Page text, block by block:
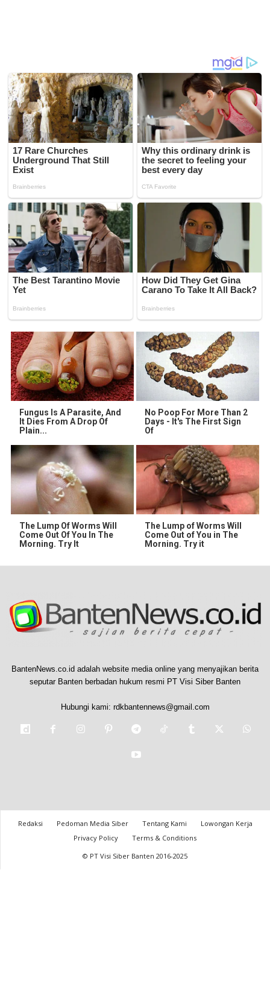
Fungus Is A Parasite, And
It Dies From A Drop Of
Plain...
No Poop For More Than 2
Days - It's The First Sign
Of
The Lump Of Worms Will
Come Out Of You In The
Morning. Try It
The Lump of Worms Will
Come Out of You in The
Morning. Try it
BantenNews.co.id adalah website media online yang menyajikan berita
seputar Banten berbadan hukum resmi PT Visi Siber Banten
Hubungi kami: rdkbantennews@gmail.com
Redaksi Pedoman Media Siber Tentang Kami
Lowongan Kerja
Privacy Policy
Terms & Conditions
© PT Visi Siber Banten 2016-2025